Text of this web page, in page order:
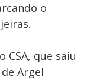
o
que saiu
Argel